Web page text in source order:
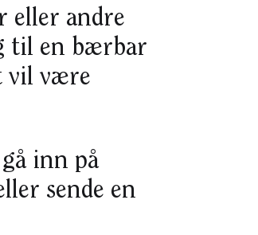
eller andre
til en bærbar
vil være
inn på
sende en